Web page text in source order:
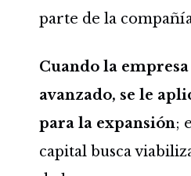
parte de la
Cuando la
avanzado, se le
para la expansión;
capital busca